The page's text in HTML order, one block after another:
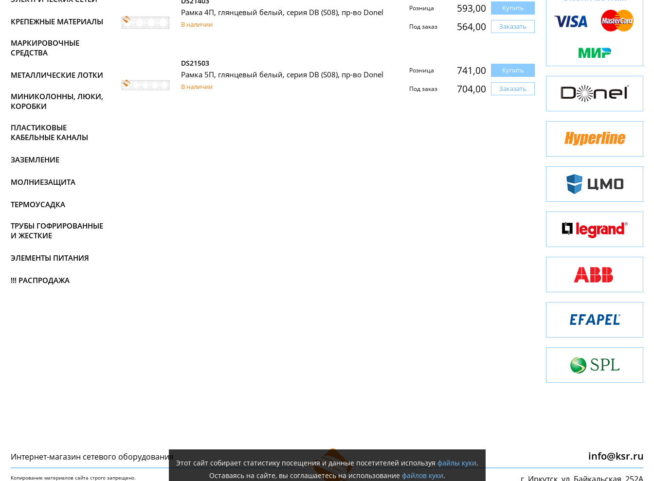
КРЕПЕЖНЫЕ МАТЕРИАЛЫ
МАРКИРОВОЧНЫЕ
СРЕДСТВА
МЕТАЛЛИЧЕСКИЕ ЛОТКИ
МИНИКОЛОННЫ, ЛЮКИ,
КОРОБКИ
ПЛАСТИКОВЫЕ
КАБЕЛЬНЫЕ КАНАЛЫ
ЗАЗЕМЛЕНИЕ
МОЛНИЕЗАЩИТА
ТЕРМОУСАДКА
ТРУБЫ ГОФРИРОВАННЫЕ
И ЖЕСТКИЕ
ЭЛЕМЕНТЫ ПИТАНИЯ
!!! РАСПРОДАЖА
Рамка 4П, глянцевый белый, серия DB (S08), пр-во Donel
В наличии
Розница 593,00 Купить
Под заказ 564,00 Заказать
DS21503
Рамка 5П, глянцевый белый, серия DB (S08), пр-во Donel
В наличии
Розница 741,00 Купить
Под заказ 704,00 Заказать
Интернет-магазин сетeвого оборудования
Копирование материалов сайта строго запрещено.
info@ksr.ru
Этот сайт собирает статистику посещения и данные посетителей используя файлы куки.
Оставаясь на сайте, вы соглашаетесь на использование файлов куки.